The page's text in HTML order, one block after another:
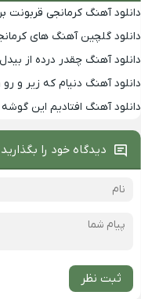
دانلود آهنگ کرمانجی
دانلود گلچین آهنگ های
دانلود آهنگ چقدر درده از
دانلود آهنگ دنیام که زیر و
دانلود آهنگ افتادیم این
دیدگاه خود را بگذارید
ثبت نظر